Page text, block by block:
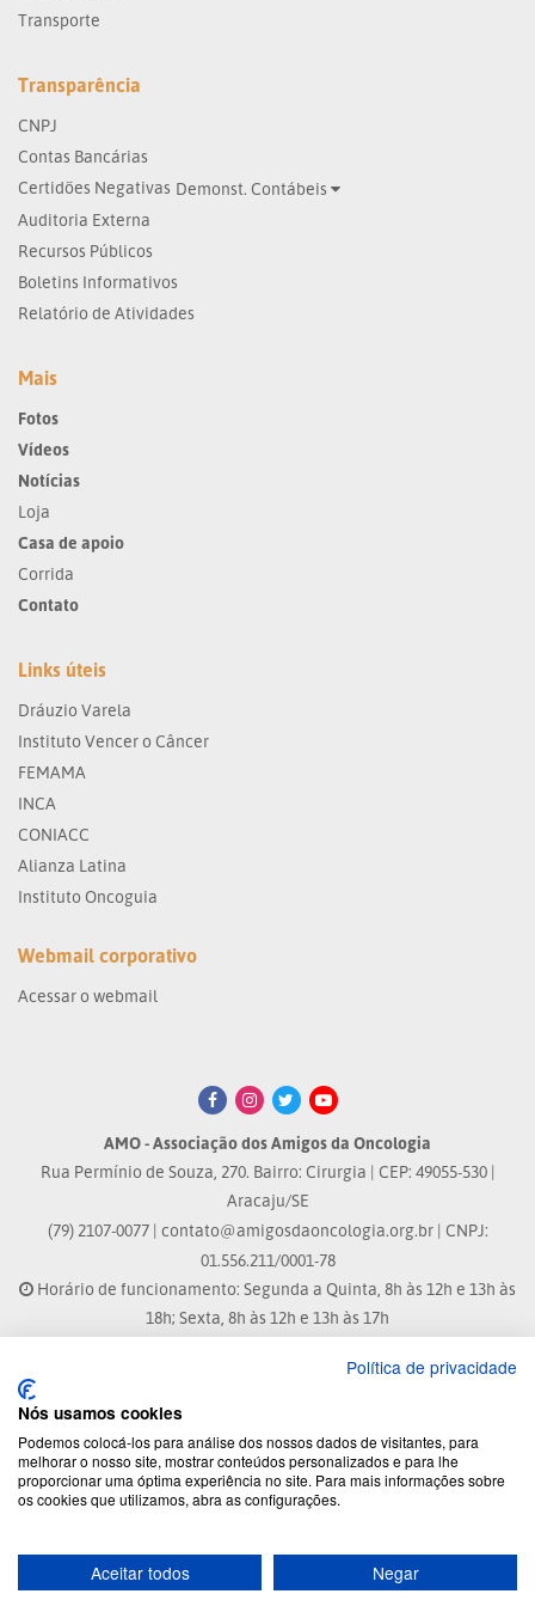
Transporte
Transparência
CNPJ
Contas Bancárias
Certidões Negativas Demonst. Contábeis
Auditoria Externa
Recursos Públicos
Boletins Informativos
Relatório de Atividades
Mais
Fotos
Vídeos
Notícias
Loja
Casa de apoio
Corrida
Contato
Links úteis
Dráuzio Varela
Instituto Vencer o Câncer
FEMAMA
INCA
CONIACC
Alianza Latina
Instituto Oncoguia
Webmail corporativo
Acessar o webmail
AMO - Associação dos Amigos da Oncologia
Rua Permínio de Souza, 270. Bairro: Cirurgia | CEP: 49055-530 |
Aracaju/SE
(79) 2107-0077 | contato@amigosdaoncologia.org.br| CNPJ:
01.556.211/0001-78
Horário de funcionamento: Segunda a Quinta, 8h às 12h e 13h às
18h; Sexta, 8h às 12h e 13h às 17h
Site atualizado em: 07/08/2026 às 17:25h
® Marca Registrada
© 2026 - Todos os direitos reservados.
Política de privacidade
Nós usamos cookies
Podemos colocá-los para análise dos nossos dados de visitantes, para
melhorar o nosso site, mostrar conteúdos personalizados e para lhe
proporcionar uma óptima experiência no site. Para mais informações sobre
os cookies que utilizamos, abra as configurações.
Aceitar todos Negar